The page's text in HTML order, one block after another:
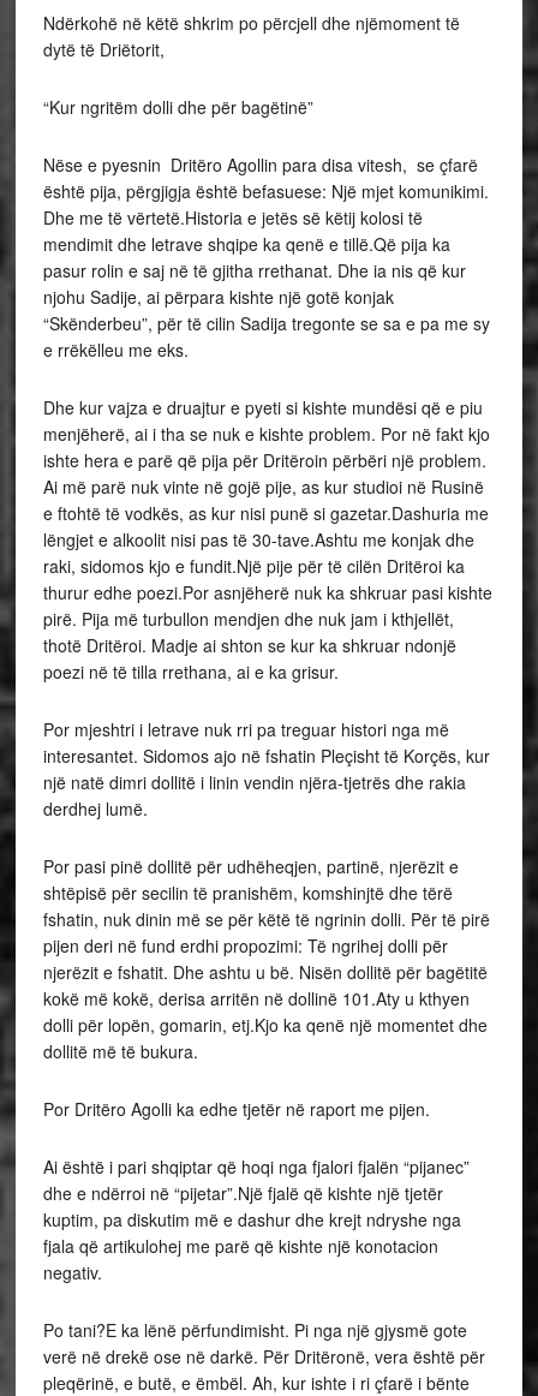
Ndërkohë në këtë shkrim po përcjell dhe njëmoment të
dytë të Driëtorit,
“Kur ngritëm dolli dhe për bagëtinë”
Nëse e pyesnin Dritëro Agollin para disa vitesh, se çfarë
është pija, përgjigja është befasuese: Një mjet komunikimi.
Dhe me të vërtetë.Historia e jetës së këtij kolosi të
mendimit dhe letrave shqipe ka qenë e tillë.Që pija ka
pasur rolin e saj në të gjitha rrethanat. Dhe ia nis që kur
njohu Sadije, ai përpara kishte një gotë konjak
“Skënderbeu”, për të cilin Sadija tregonte se sa e pa me sy
e rrëkëlleu me eks.
Dhe kur vajza e druajtur e pyeti si kishte mundësi që e piu
menjëherë, ai i tha se nuk e kishte problem. Por në fakt kjo
ishte hera e parë që pija për Dritëroin përbëri një problem.
Ai më parë nuk vinte në gojë pije, as kur studioi në Rusinë
e ftohtë të vodkës, as kur nisi punë si gazetar.Dashuria me
lëngjet e alkoolit nisi pas të 30-tave.Ashtu me konjak dhe
raki, sidomos kjo e fundit.Një pije për të cilën Dritëroi ka
thurur edhe poezi.Por asnjëherë nuk ka shkruar pasi kishte
pirë. Pija më turbullon mendjen dhe nuk jam i kthjellët,
thotë Dritëroi. Madje ai shton se kur ka shkruar ndonjë
poezi në të tilla rrethana, ai e ka grisur.
Por mjeshtri i letrave nuk rri pa treguar histori nga më
interesantet. Sidomos ajo në fshatin Pleçisht të Korçës, kur
një natë dimri dollitë i linin vendin njëra-tjetrës dhe rakia
derdhej lumë.
Por pasi pinë dollitë për udhëheqjen, partinë, njerëzit e
shtëpisë për secilin të pranishëm, komshinjtë dhe tërë
fshatin, nuk dinin më se për këtë të ngrinin dolli. Për të pirë
pijen deri në fund erdhi propozimi: Të ngrihej dolli për
njerëzit e fshatit. Dhe ashtu u bë. Nisën dollitë për bagëtitë
kokë më kokë, derisa arritën në dollinë 101.Aty u kthyen
dolli për lopën, gomarin, etj.Kjo ka qenë një momentet dhe
dollitë më të bukura.
Por Dritëro Agolli ka edhe tjetër në raport me pijen.
Ai është i pari shqiptar që hoqi nga fjalori fjalën “pijanec”
dhe e ndërroi në “pijetar”.Një fjalë që kishte një tjetër
kuptim, pa diskutim më e dashur dhe krejt ndryshe nga
fjala që artikulohej me parë që kishte një konotacion
negativ.
Po tani?E ka lënë përfundimisht. Pi nga një gjysmë gote
verë në drekë ose në darkë. Për Dritëronë, vera është për
pleqërinë, e butë, e ëmbël. Ah, kur ishte i ri çfarë i bënte